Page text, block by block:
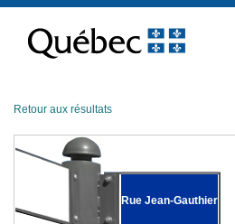
contenu
Retour aux résultats
Rue Jean-Gauthier